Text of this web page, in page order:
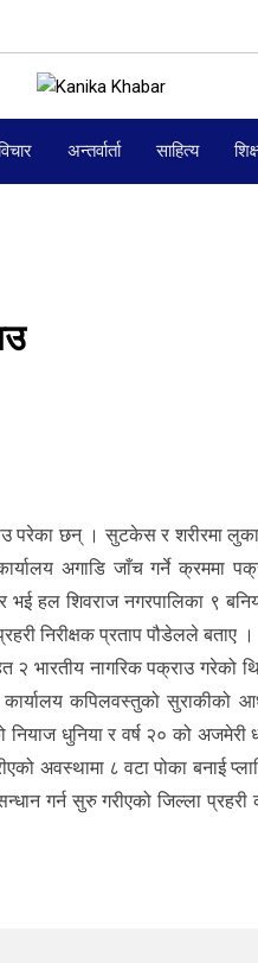
अन्तर्वार्ता साहित्य
परेका छन् । सुटकेस र शरीरमा
अगाडि जाँच गर्ने क्रममा
भई हल शिवराज नगरपालिका ९
निरीक्षक प्रताप पौडेलले बताए ।
भारतीय नागरिक पक्राउ गरेको
कार्यालय कपिलवस्तुको सुराकीको
नियाज धुनिया र वर्ष २० को
अवस्थामा ८ वटा पोका बनाई
गर्न सुरु गरीएको जिल्ला प्रहरी